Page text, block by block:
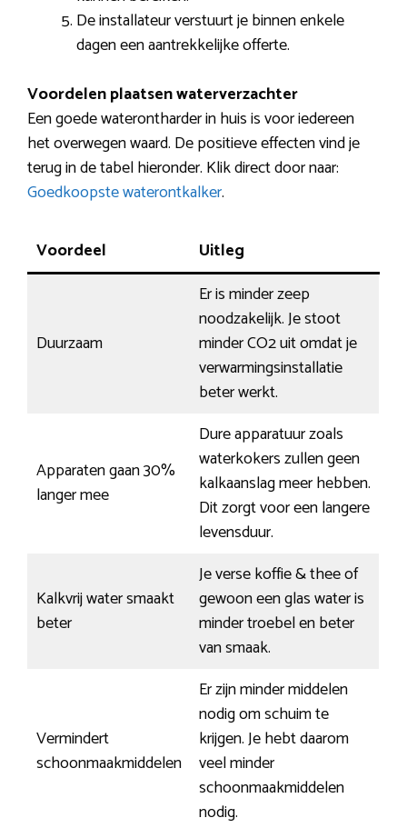
De installateur verstuurt je binnen enkele
dagen een aantrekkelijke offerte.
Voordelen plaatsen waterverzachter
Een goede waterontharder in huis is voor iedereen
het overwegen waard. De positieve effecten vind je
terug in de tabel hieronder. Klik direct door naar:
Goedkoopste waterontkalker.
Voordeel Uitleg
Duurzaam
Er is minder zeep
noodzakelijk. Je stoot
minder CO2 uit omdat je
verwarmingsinstallatie
beter werkt.
Apparaten gaan 30%
langer mee
Dure apparatuur zoals
waterkokers zullen geen
kalkaanslag meer hebben.
Dit zorgt voor een langere
levensduur.
Kalkvrij water smaakt
beter
Je verse koffie & thee of
gewoon een glas water is
minder troebel en beter
van smaak.
Vermindert
schoonmaakmiddelen
Er zijn minder middelen
nodig om schuim te
krijgen. Je hebt daarom
veel minder
schoonmaakmiddelen
nodig.